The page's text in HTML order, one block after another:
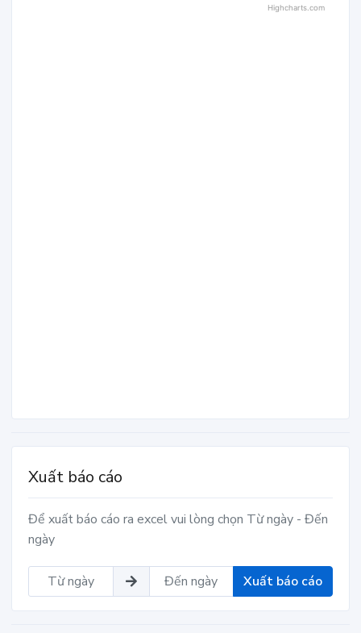
Highcharts.com
Xuất báo cáo
Để xuất báo cáo ra excel vui lòng chọn Từ ngày - Đến
ngày
Xuất báo cáo